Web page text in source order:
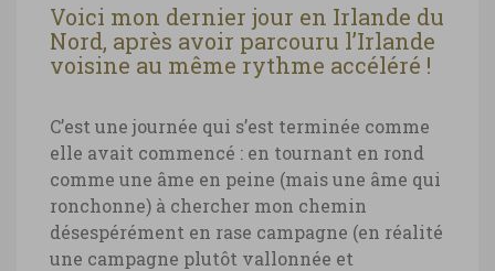
Voici mon dernier jour en Irlande du
Nord, après avoir parcouru l’Irlande
voisine au même rythme accéléré !
C’est une journée qui s’est terminée comme
elle avait commencé : en tournant en rond
comme une âme en peine (mais une âme qui
ronchonne) à chercher mon chemin
désespérément en rase campagne (en réalité
une campagne plutôt vallonnée et